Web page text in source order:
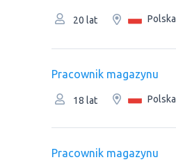
20 lat Polska
Рracownik magazynu
18 lat Polska
Рracownik magazynu